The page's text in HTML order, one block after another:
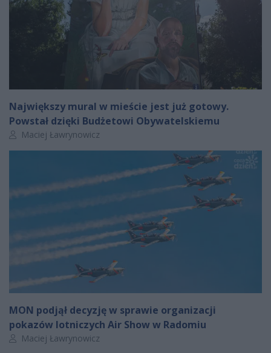
Największy mural w mieście jest już gotowy.
Powstał dzięki Budżetowi Obywatelskiemu
Autor artykułu:
Maciej Ławrynowicz
MON podjął decyzję w sprawie organizacji
pokazów lotniczych Air Show w Radomiu
Autor artykułu:
Maciej Ławrynowicz